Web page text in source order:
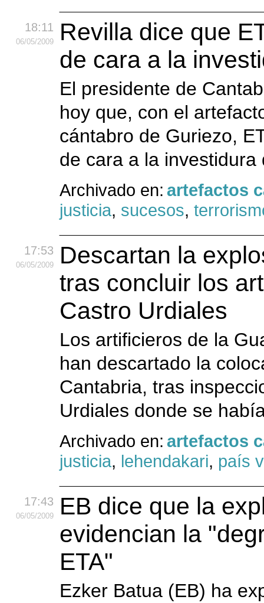
18:11
06/05/2009
Revilla dice que
de cara a la
El presidente de
hoy que, con el
cántabro de Guriezo,
de cara a la
Archivado en: artefactos
justicia, sucesos,
17:53
06/05/2009
Descartan la
tras concluir los
Castro Urdiales
Los artificieros de la
han descartado la
Cantabria, tras
Urdiales donde se
Archivado en: artefactos
justicia, lehendakari, país
17:43
06/05/2009
EB dice que la
evidencian la
ETA"
Ezker Batua (EB) ha